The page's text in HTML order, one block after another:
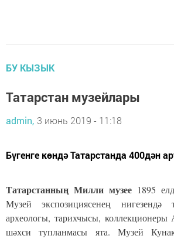
БУ КЫЗЫК
Татарстан музейлары
admin, 3 июнь 2019 - 11:18
Бүгенге көндә Татарстанда 400дән
Татарстанның Милли музее 1895
Музей экспозициясенең нигезендә
археологы, тарихчысы,
шәхси тупланмасы ята. Музей